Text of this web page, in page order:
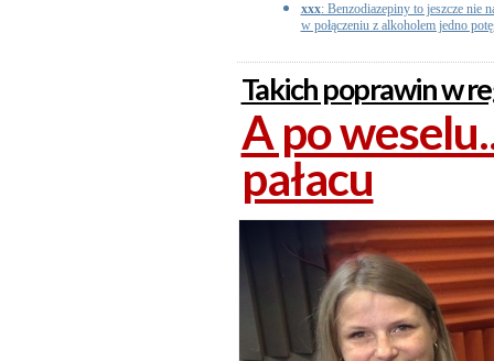
xxx: Benzodiazepiny to jeszcze nie
w połączeniu z alkoholem jedno
Takich poprawin w
A po
pałacu